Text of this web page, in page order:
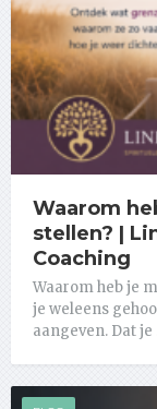
Waarom
stellen? |
Coaching
Waarom heb je
je weleens
aangeven. Dat je